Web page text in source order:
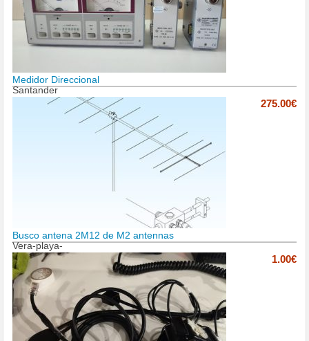
Medidor Direccional
Santander
275.00€
Busco antena 2M12 de M2 antennas
Vera-playa-
1.00€